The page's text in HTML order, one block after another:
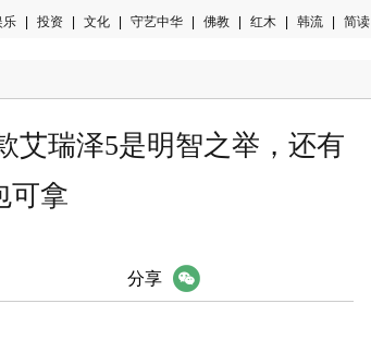
乐 投资 文化 守艺中华 佛教 红木 韩流 简读
艾瑞泽5是明智之举，还有
可拿
分享